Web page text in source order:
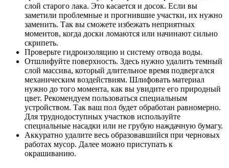
слой старого лака. Это касается и досок. Если вы
заметили проблемные и прогнившие участки, их нужно
заменить. Так вы сможете избежать неприятных
моментов, когда доски ломаются или начинают сильно
скрипеть.
Проверьте гидроизоляцию и систему отвода воды.
Отшлифуйте поверхность. Здесь нужно удалить темный
слой массива, который длительное время подвергался
механическим воздействиям. Шлифовать материал
нужно до того момента, как вы увидите его природный
цвет. Рекомендуем пользоваться специальным
устройством. Так ваш пол будет обработан равномерно.
Для труднодоступных участков используйте
специальные насадки или не грубую наждачную бумагу.
Аккуратно удалите весь образовавшийся при черновых
работах мусор. Далее можно приступать к
окрашиванию.